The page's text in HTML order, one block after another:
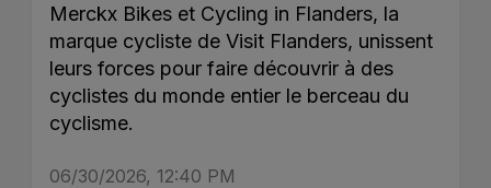
Merckx Bikes et Cycling in Flanders, la
marque cycliste de Visit Flanders, unissent
leurs forces pour faire découvrir à des
cyclistes du monde entier le berceau du
cyclisme.
06/30/2026, 12:40 PM